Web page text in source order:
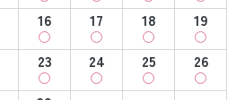
16 17 18
19
23 24 25
26